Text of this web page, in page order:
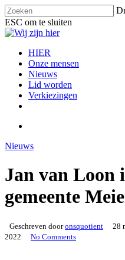
Skip
to
main
content
ESC om te sluiten
Close
search
Menu
HIER
Onze mensen
Nieuws
Lid worden
Verkiezingen
Nieuws
Jan van Loon
gemeente
Geschreven door onsquotient 28
2022
No Comments